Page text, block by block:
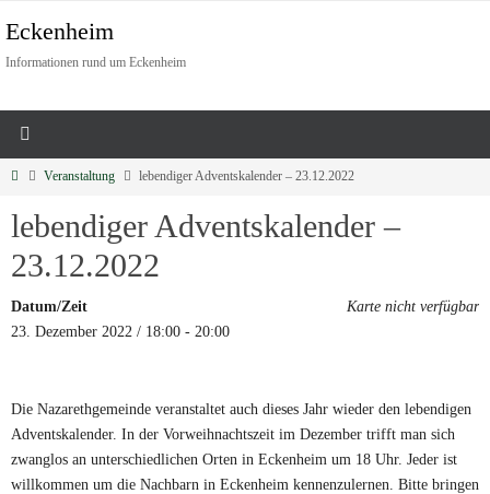
Eckenheim
Informationen rund um Eckenheim
Veranstaltung lebendiger Adventskalender – 23.12.2022
lebendiger Adventskalender –
23.12.2022
Karte nicht verfügbar
Datum/Zeit
23. Dezember 2022 / 18:00 - 20:00
Die Nazarethgemeinde veranstaltet auch dieses Jahr wieder den lebendigen
Adventskalender. In der Vorweihnachtszeit im Dezember trifft man sich
zwanglos an unterschiedlichen Orten in Eckenheim um 18 Uhr. Jeder ist
willkommen um die Nachbarn in Eckenheim kennenzulernen. Bitte bringen